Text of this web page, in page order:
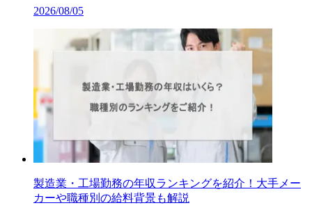
2026/08/05
製造業・工場勤務の年収ランキングを紹介！大手メー
カーや職種別の給料背景も解説